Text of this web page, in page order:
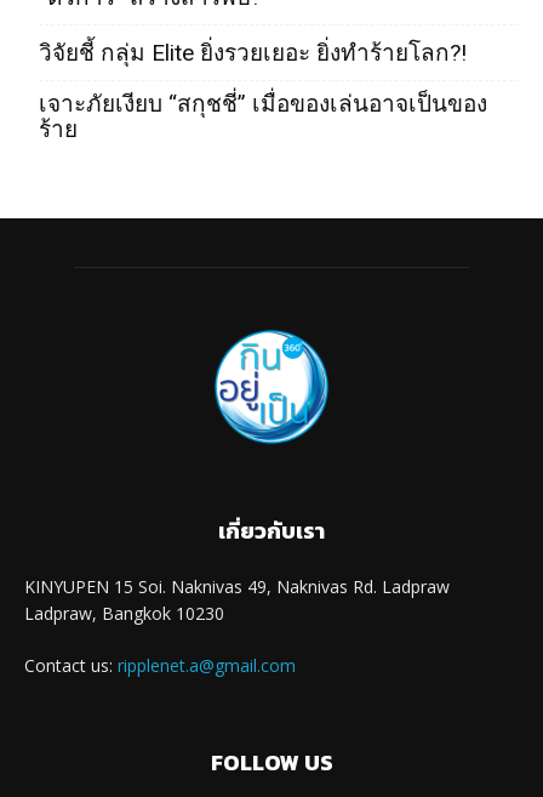
วิจัยชี้ กลุ่ม Elite ยิ่งรวยเยอะ ยิ่งทำร้ายโลก?!
เจาะภัยเงียบ “สกุชชี่” เมื่อของเล่นอาจเป็นของ
ร้าย
เกี่ยวกับเรา
KINYUPEN 15 Soi. Naknivas 49, Naknivas Rd. Ladpraw
Ladpraw, Bangkok 10230
Contact us: ripplenet.a@gmail.com
FOLLOW US